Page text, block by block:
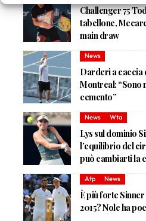
Challenger 75
tabellone,
main draw
News
Darderi a caccia
Montreal: “Sono
cemento”
News Wta
Lys sul dominio
l’equilibrio del
può cambiarti la
Atp News
È più forte
2015? Nole ha